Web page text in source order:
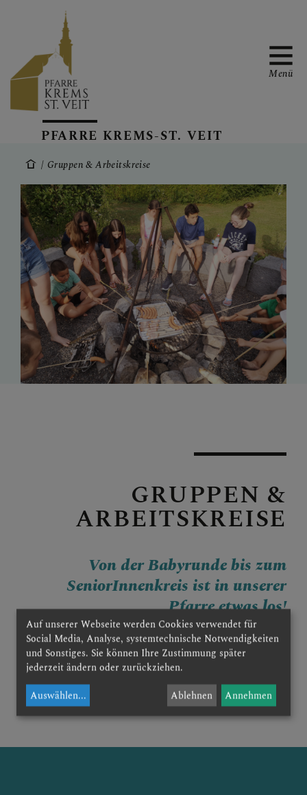
PFARRTEAM &
KONTAKT
GRUPPEN &
ARBEITSKREISE
GOTTESDIENSTE &
MITTEILUNGEN
SAKRAMENTE & INFOS
PFARRBRIEF
KIRCHENMUSIK
GELÖBNISWALLFAHRT
DOMFREUNDE
PFARRE KREMS-ST. VEIT
Menü
Gruppen & Arbeitskreise
GRUPPEN &
ARBEITSKREISE
Von der Babyrunde bis zum
SeniorInnenkreis ist in unserer
Pfarre etwas los!
Hier finden Sie Informationen zu
den einzelnen Arbeitskreisen und
Gruppentreffen. Klicken Sie auf den
jeweiligen Menüpunkt.
Auf unserer Webseite werden Cookies verwendet für
Social Media, Analyse, systemtechnische Notwendigkeiten
und Sonstiges. Sie können Ihre Zustimmung später
jederzeit ändern oder zurückziehen.
Auswählen... Ablehnen Annehmen